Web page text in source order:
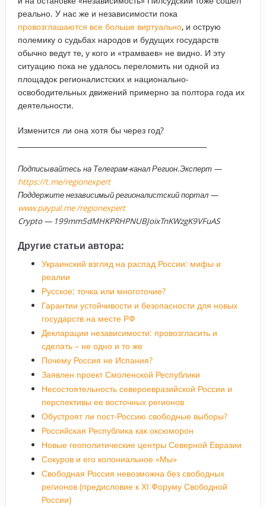
реально. У нас же и независимости пока
провозглашаются все больше виртуально, и острую
полемику о судьбах народов и будущих государств
обычно ведут те, у кого и «трамваев» не видно. И эту
ситуацию пока не удалось переломить ни одной из
площадок регионалистских и национально-
освободительных движений примерно за полтора года их
деятельности.
Изменится ли она хотя бы через год?
Подписывайтесь на Телеграм-канал Регион.Эксперт —
https://t.me/regionexpert
Поддержите независимый регионалистский портал —
www.paypal.me /regionexpert
Crypto — 199mm5dMHKPRHPNUBJoixTnKWzgK9VFuAS
Другие статьи автора:
Украинский взгляд на распад России: мифы и
реалии
Русское: точка или многоточие?
Гарантии устойчивости и безопасности для новых
государств на месте РФ
Декларации независимости: провозгласить и
сделать – не одно и то же
Почему Россия не Испания?
Заявлен проект Смоленской Республики
Несостоятельность североевразийской России и
перспективы ее восточных регионов
Обустроят ли пост-Россию свободные выборы?
Российская Республика как оксюморон
Новые геополитические центры Северной Евразии
Сокуров и его колониальное «Мы»
Свободная Россия невозможна без свободных
регионов (предисловие к ХI Форуму Свободной
России)